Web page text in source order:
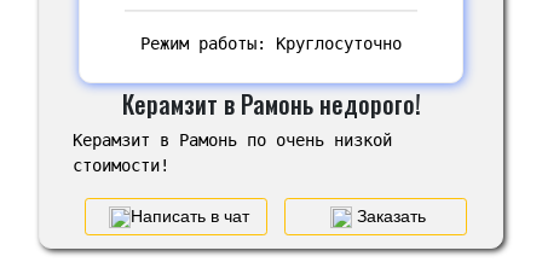
Режим работы: Круглосуточно
Керамзит в Рамонь недорого!
Керамзит в Рамонь по очень низкой
стоимости!
Написать в чат Заказать